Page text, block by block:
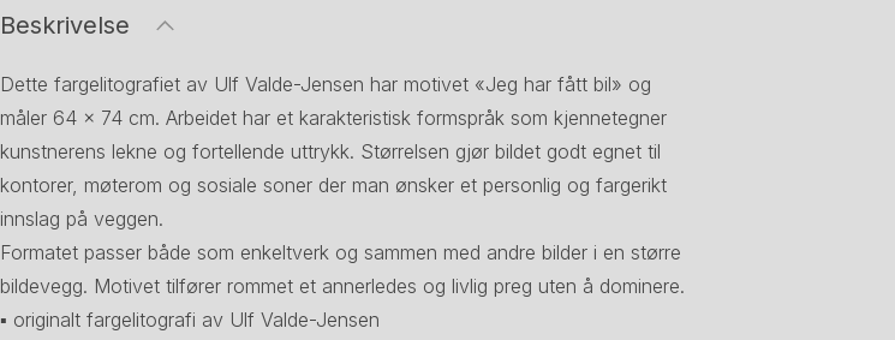
Beskrivelse
Dette fargelitografiet av Ulf Valde-Jensen har motivet «Jeg har fått bil» og
måler 64 × 74 cm. Arbeidet har et karakteristisk formspråk som kjennetegner
kunstnerens lekne og fortellende uttrykk. Størrelsen gjør bildet godt egnet til
kontorer, møterom og sosiale soner der man ønsker et personlig og fargerikt
innslag på veggen.
Formatet passer både som enkeltverk og sammen med andre bilder i en større
bildevegg. Motivet tilfører rommet et annerledes og livlig preg uten å dominere.
▪ originalt fargelitografi av Ulf Valde-Jensen